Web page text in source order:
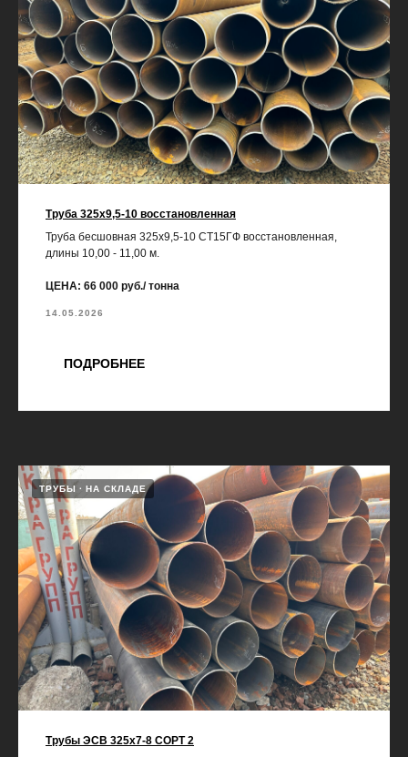
Труба 325х9,5-10 восстановленная
Труба бесшовная 325х9,5-10 СТ15ГФ восстановленная,
длины 10,00 - 11,00 м.
ЦЕНА: 66 000 руб./ тонна
14.05.2026
ПОДРОБНЕЕ
ТРУБЫ НА СКЛАДЕ
Трубы ЭСВ 325х7-8 СОРТ 2